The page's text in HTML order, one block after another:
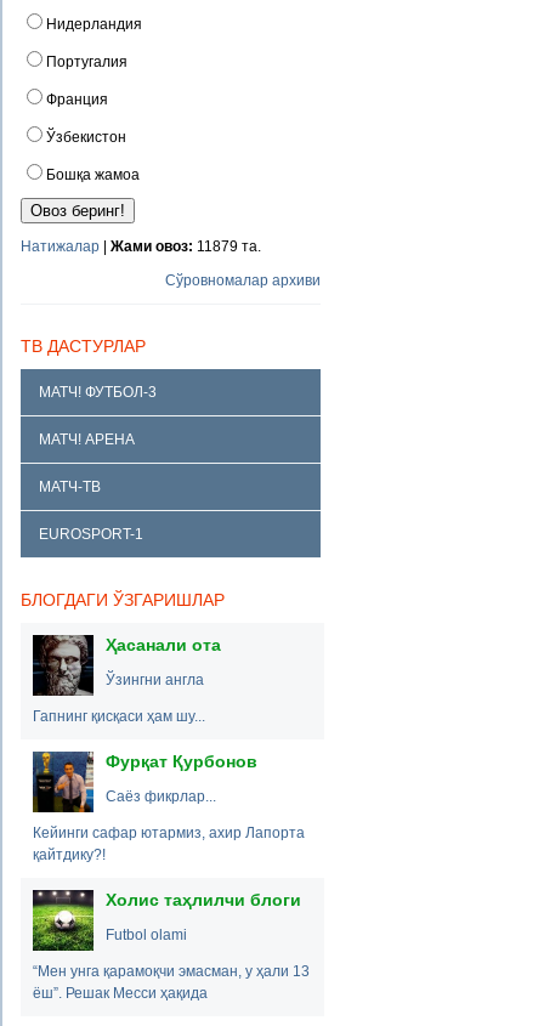
Нидерландия
Португалия
Франция
Ўзбекистон
Бошқа жамоа
Натижалар | Жами овоз: 11879 та.
Сўровномалар архиви
ТВ ДАСТУРЛАР
МАТЧ! ФУТБОЛ-3
МАТЧ! АРЕНА
МАТЧ-ТВ
EUROSPORT-1
БЛОГДАГИ ЎЗГАРИШЛАР
Ҳасанали ота
Ўзингни англа
Гапнинг қисқаси ҳам шу...
Фурқат Қурбонов
Саёз фикрлар...
Кейинги сафар ютармиз, ахир Лапорта
қайтдику?!
Холис таҳлилчи блоги
Futbol olami
“Мен унга қарамоқчи эмасман, у ҳали 13
ёш”. Решак Месси ҳақида